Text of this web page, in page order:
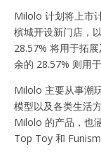
Milolo 计划将上市
槟城开设新门店，
28.57% 将用于拓
余的 28.57% 则用
Milolo 主要从事潮
模型以及各类生活
Milolo 的产品，也
Top Toy 和 Funism